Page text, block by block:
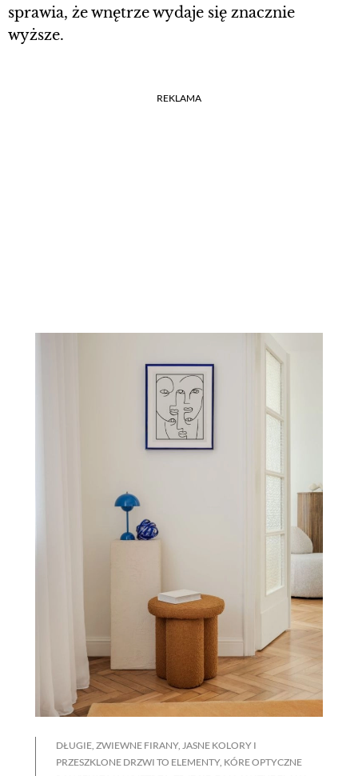
sprawia, że wnętrze wydaje się znacznie
wyższe.
REKLAMA
DŁUGIE, ZWIEWNE FIRANY, JASNE KOLORY I
PRZESZKLONE DRZWI TO ELEMENTY, KÓRE OPTYCZNE